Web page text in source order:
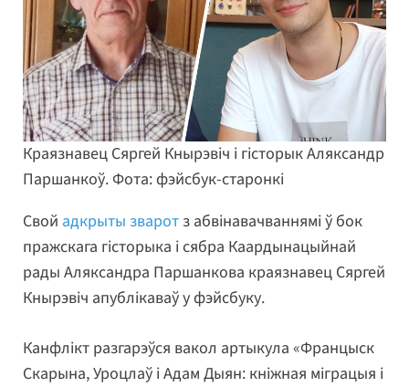
Краязнавец Сяргей Кнырэвіч і гісторык Аляксандр
Паршанкоў. Фота: фэйсбук-старонкі
Свой адкрыты зварот з абвінавачваннямі ў бок
пражскага гісторыка і сябра Каардынацыйнай
рады Аляксандра Паршанкова краязнавец Сяргей
Кнырэвіч апублікаваў у фэйсбуку.
Канфлікт разгарэўся вакол артыкула «Францыск
Скарына, Уроцлаў і Адам Дыян: кніжная міграцыя і